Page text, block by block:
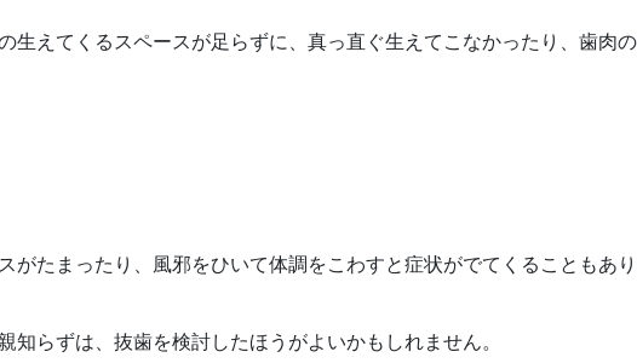
えてくるスペースが足らずに、真っ直ぐ生えてこなかったり、歯肉の
たまったり、風邪をひいて体調をこわすと症状がでてくることもあり
らずは、抜歯を検討したほうがよいかもしれません。